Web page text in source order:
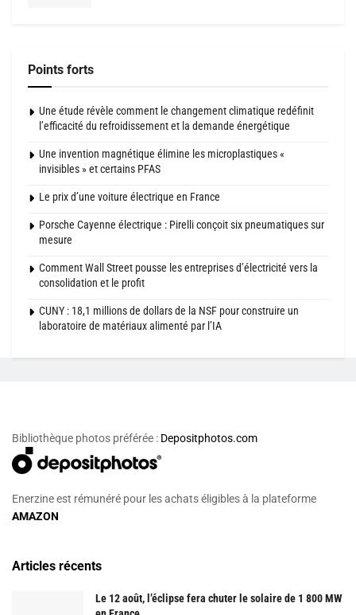
Points forts
Une étude révèle comment le changement climatique redéfinit
l’efficacité du refroidissement et la demande énergétique
Une invention magnétique élimine les microplastiques «
invisibles » et certains PFAS
Le prix d’une voiture électrique en France
Porsche Cayenne électrique : Pirelli conçoit six pneumatiques sur
mesure
Comment Wall Street pousse les entreprises d’électricité vers la
consolidation et le profit
CUNY : 18,1 millions de dollars de la NSF pour construire un
laboratoire de matériaux alimenté par l’IA
Bibliothèque photos préférée : Depositphotos.com
Enerzine est rémunéré pour les achats éligibles à la plateforme
AMAZON
Articles récents
Le 12 août, l’éclipse fera chuter le solaire de 1 800 MW